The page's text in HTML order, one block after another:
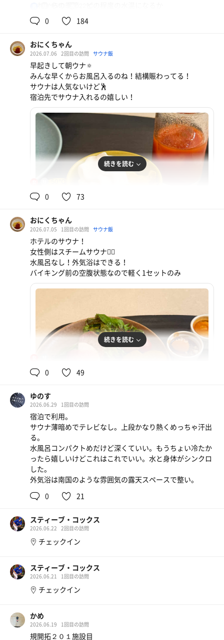
お腹苦しい😟
冷水器
外気浴場は、椅子３脚
サ室は結構な人で賑わっていたが、外気浴は、いつも私一
サウナハットをかぶっていた人がいたから、外気浴場も賑
やかになるかと思った
３セット、楽しませていただきました 感謝😊
夕食ビュッフェ
生ビール
0 184
おにくちゃん
2026.07.06 2回目の訪問 サウナ飯
早起きして朝ウナ🔅
みんな早くからお風呂入るのね！結構賑わってる！
サウナは人気ないけど🕺
宿泊先でサウナ入れるの嬉しい！
ホテルの朝食ビュッフェ
死ぬほど食べかけだけどいなさ牛乳のソフトクリーム
おいしすぎる
続きを読む
0 73
おにくちゃん
2026.07.05 1回目の訪問 サウナ飯
ホテルのサウナ！
女性側はスチームサウナ🧖‍♀️
水風呂なし！外気浴はできる！
バイキング前の空腹状態なので軽く1セットのみ
夕食バイキング
続きを読む
0 49
ゆのす
2026.06.29 1回目の訪問
宿泊で利用。
サウナ薄暗めでテレビなし。上段かなり熱くめっちゃ汗出
る。
水風呂コンパクトめだけど深くていい。もうちょい冷たか
ったら嬉しいけどこれはこれでいい。水と身体がシンクロ
した。
外気浴は南国のような雰囲気の露天スペースで整い。
0
21
スティーブ・コックス
2026.06.22 2回目の訪問
チェックイン
スティーブ・コックス
2026.06.21 1回目の訪問
チェックイン
かめ
2026.06.19 1回目の訪問
規開拓２０１施設目